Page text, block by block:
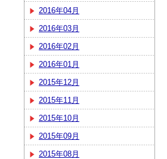
2016年04月
2016年03月
2016年02月
2016年01月
2015年12月
2015年11月
2015年10月
2015年09月
2015年08月